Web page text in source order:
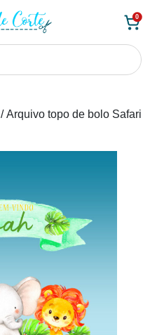
0
/ Arquivo topo de bolo Safari